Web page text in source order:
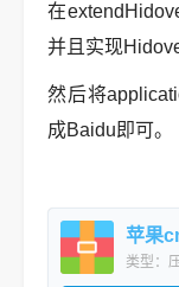
在
并且实现
然后将
成Baidu即可。
苹果
类型：